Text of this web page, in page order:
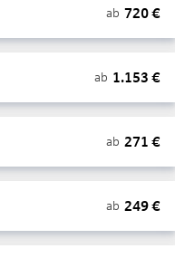
ab 720€
ab 1.153 €
ab 271 €
ab 249€